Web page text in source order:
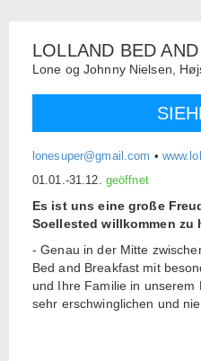
LOLLAND BED
Lone og Johnny Nielsen,
lonesuper@gmail.com •
01.01.-31.12. geöffnet
Es ist uns eine große
Soellested willkommen zu
- Genau in der Mitte
Bed and Breakfast mit
und Ihre Familie in unserem
sehr erschwinglichen und
Haus hat eine vollständige